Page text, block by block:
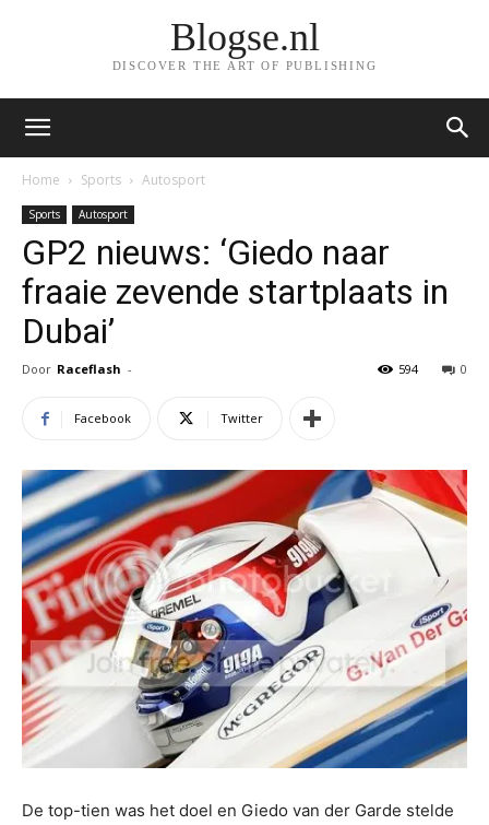
Blogse.nl
DISCOVER THE ART OF PUBLISHING
Home Sports Autosport
Sports Autosport
GP2 nieuws: ‘Giedo naar
fraaie zevende startplaats in
Dubai’
Door Raceflash - 0
594
Facebook Twitter
De top-tien was het doel en Giedo van der Garde stelde